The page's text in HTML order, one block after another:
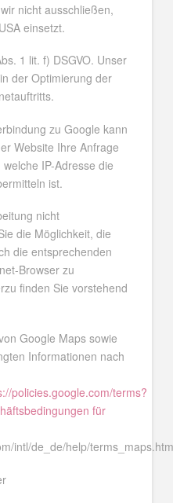
nicht ausschließen,
einsetzt.
1 lit. f) DSGVO. Unser
der Optimierung der
zu Google kann
Website Ihre Anfrage
IP-Adresse die
ist.
nicht
die Möglichkeit, die
die entsprechenden
Browser zu
finden Sie vorstehend
Google Maps sowie
Informationen nach
policies.google.com/terms?
für
intl/de_de/help/